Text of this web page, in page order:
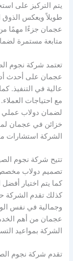
يتم التركيز على
طويلاً ويعكس الذوق
عجمان جزءًا مهمًا
متابعة مستمرة
تعتمد شركة نجوم
عجمان على أحدث
عالية في التنفيذ.
مع احتياجات
لضمان دولاب عملي
خزائن في عجمان لما
الشركة
تتيح شركة نجوم
تصميم دولاب
كما يتم اختيار
كذلك تقدم الشركة
وجمالية في نفس
عجمان من أهم
الشركة بمواعيد
تقدم شركة نجوم